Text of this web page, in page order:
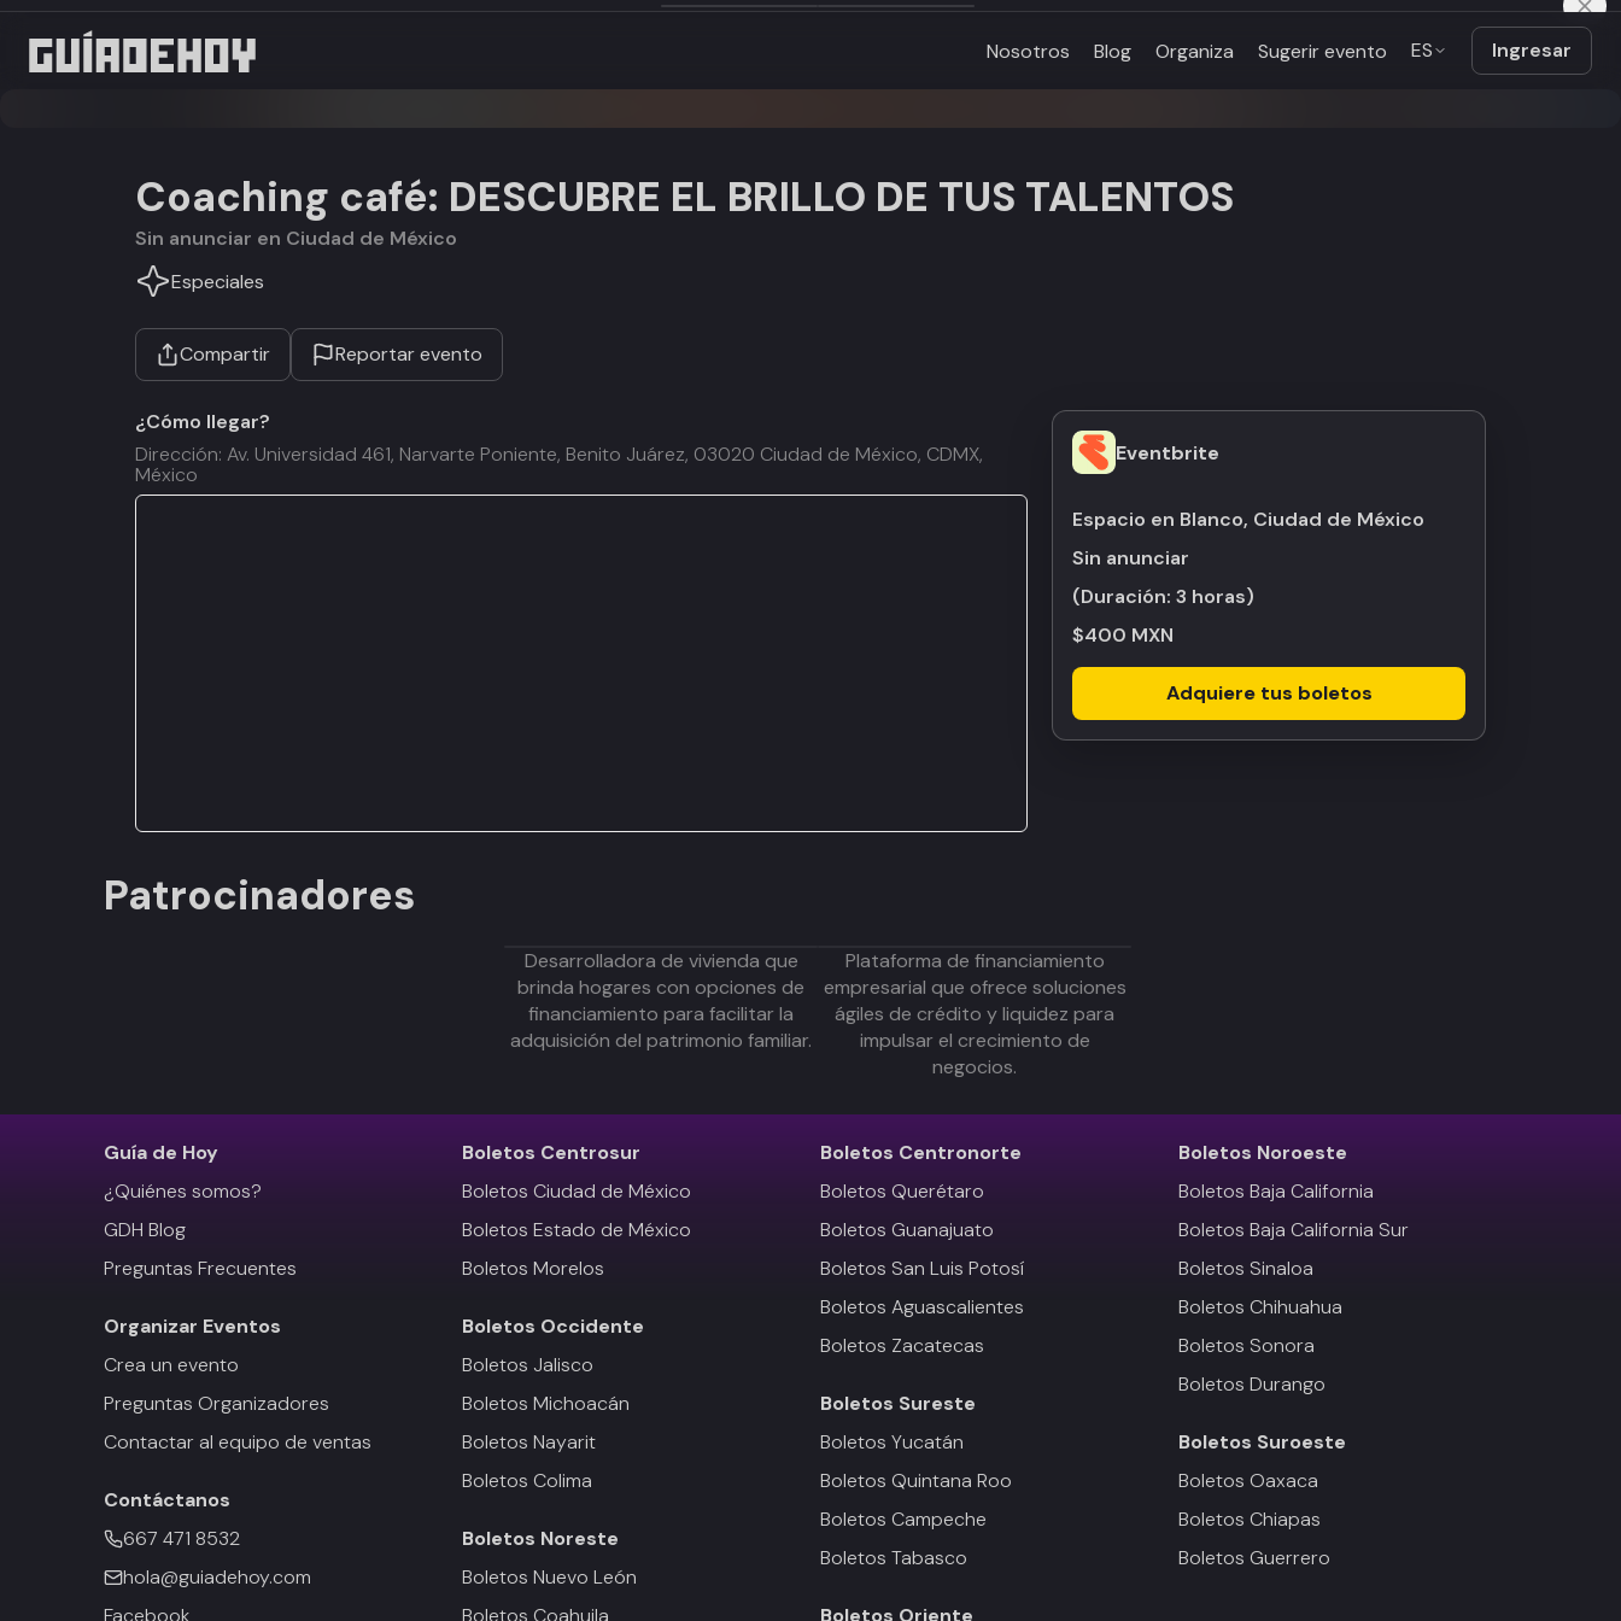
Nosotros Blog Organiza Sugerir evento ES Ingresar
Coaching café: DESCUBRE EL BRILLO DE TUS TALENTOS
Sin anunciar en Ciudad de México
Especiales
Compartir Reportar evento
Eventbrite
Espacio en Blanco, Ciudad de México
Sin anunciar
(Duración: 3 horas)
$400 MXN
Adquiere tus boletos
¿Cómo llegar?
Dirección: Av. Universidad 461, Narvarte Poniente, Benito Juárez, 03020 Ciudad de México, CDMX,
México
Patrocinadores
Desarrolladora de vivienda que
brinda hogares con opciones de
financiamiento para facilitar la
adquisición del patrimonio familiar.
Plataforma de financiamiento
empresarial que ofrece soluciones
ágiles de crédito y liquidez para
impulsar el crecimiento de
negocios.
Guía de Hoy
¿Quiénes somos?
GDH Blog
Preguntas Frecuentes
Organizar Eventos
Crea un evento
Preguntas Organizadores
Contactar al equipo de ventas
Contáctanos
667 471 8532
hola@guiadehoy.com
Facebook
Boletos Centrosur
Boletos Ciudad de México
Boletos Estado de México
Boletos Morelos
Boletos Occidente
Boletos Jalisco
Boletos Michoacán
Boletos Nayarit
Boletos Colima
Boletos Noreste
Boletos Nuevo León
Boletos Coahuila
Boletos Centronorte
Boletos Querétaro
Boletos Guanajuato
Boletos San Luis Potosí
Boletos Aguascalientes
Boletos Zacatecas
Boletos Sureste
Boletos Yucatán
Boletos Quintana Roo
Boletos Campeche
Boletos Tabasco
Boletos Oriente
Boletos Noroeste
Boletos Baja California
Boletos Baja California Sur
Boletos Sinaloa
Boletos Chihuahua
Boletos Sonora
Boletos Durango
Boletos Suroeste
Boletos Oaxaca
Boletos Chiapas
Boletos Guerrero